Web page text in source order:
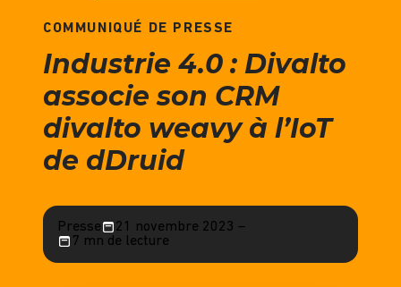
COMMUNIQUÉ DE PRESSE
Industrie 4.0 : Divalto
associe son CRM
divalto weavy à l’IoT
de dDruid
Presse
21 novembre 2023 –
7 mn de lecture